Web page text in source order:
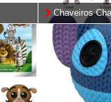
Chaveiros
3D Foam Bag